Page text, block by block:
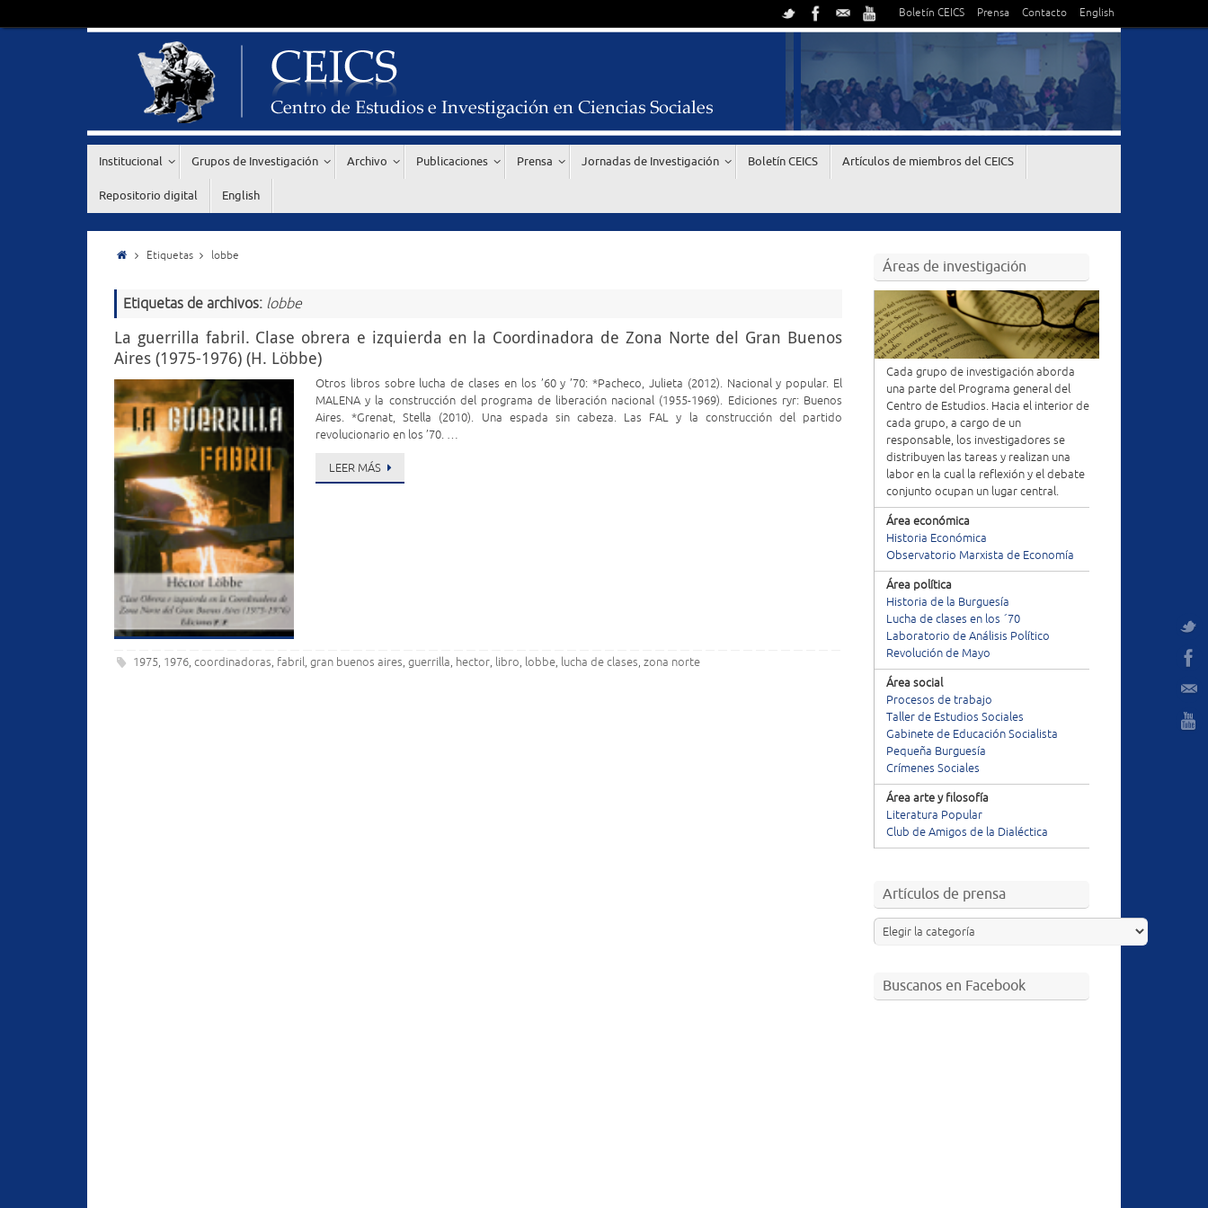
Boletín CEICS Prensa Contacto English
Institucional Grupos de Investigación Archivo Publicaciones Prensa Jornadas de Investigación Boletín CEICS Artículos de miembros del CEICS
Repositorio digital English
Etiquetas lobbe
Etiquetas de archivos: lobbe
La guerrilla fabril. Clase obrera e izquierda en la Coordinadora de Zona Norte del Gran Buenos
Aires (1975-1976) (H. Löbbe)
Otros libros sobre lucha de clases en los ’60 y ’70: *Pacheco, Julieta (2012). Nacional y popular. El
MALENA y la construcción del programa de liberación nacional (1955-1969). Ediciones ryr: Buenos
Aires. *Grenat, Stella (2010). Una espada sin cabeza. Las FAL y la construcción del partido
revolucionario en los ’70. …
LEER MÁS
1975, 1976,coordinadoras, fabril,gran buenos aires,guerrilla, hector, libro, lobbe, lucha de clases,zona norte
Áreas de investigación
Cada grupo de investigación aborda
una parte del Programa general del
Centro de Estudios. Hacia el interior de
cada grupo, a cargo de un
responsable, los investigadores se
distribuyen las tareas y realizan una
labor en la cual la reflexión y el debate
conjunto ocupan un lugar central.
Área económica
Historia Económica
Observatorio Marxista de Economía
Área política
Historia de la Burguesía
Lucha de clases en los ´70
Laboratorio de Análisis Político
Revolución de Mayo
Área social
Procesos de trabajo
Taller de Estudios Sociales
Gabinete de Educación Socialista
Pequeña Burguesía
Crímenes Sociales
Área arte y filosofía
Literatura Popular
Club de Amigos de la Dialéctica
Artículos de prensa
Buscanos en Facebook